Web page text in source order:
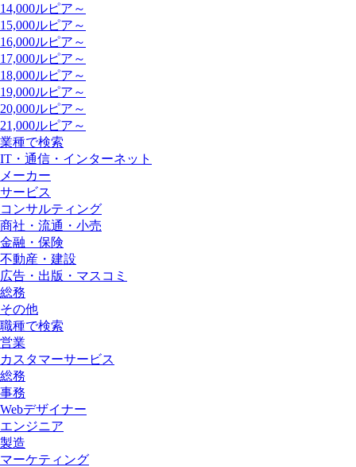
14,000ルピア～
15,000ルピア～
16,000ルピア～
17,000ルピア～
18,000ルピア～
19,000ルピア～
20,000ルピア～
21,000ルピア～
業種で検索
IT・通信・インターネット
メーカー
サービス
コンサルティング
商社・流通・小売
金融・保険
不動産・建設
広告・出版・マスコミ
総務
その他
職種で検索
営業
カスタマーサービス
総務
事務
Webデザイナー
エンジニア
製造
マーケティング